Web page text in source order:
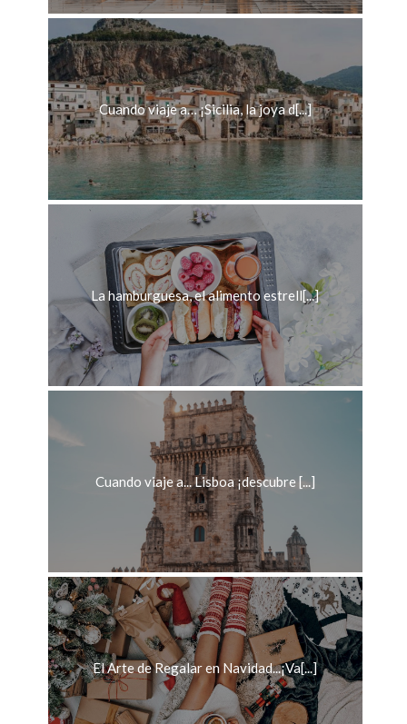
Cuando viaje a… ¡Sicilia, la joya d[...]
La hamburguesa, el alimento estrell[...]
Cuando viaje a... Lisboa ¡descubre [...]
El Arte de Regalar en Navidad...¡Va[...]